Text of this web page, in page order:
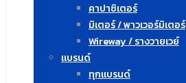
คาปาซิเตอร์
มิเตอร์ / พาวเวอร์มิเตอร์
Wireway / รางวายเวย์
แบรนด์
ทุกแบรนด์